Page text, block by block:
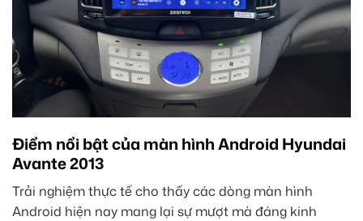
Điểm nổi bật của màn hình Android Hyundai
Avante 2013
Trải nghiệm thực tế cho thấy các dòng màn hình
Android hiện nay mang lại sự mượt mà đáng kinh